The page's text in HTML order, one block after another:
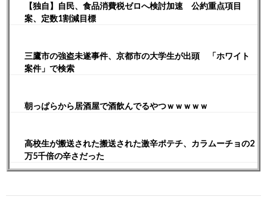
【独自】自民、食品消費税ゼロへ検討加速 公約重点項目
案、定数1割減目標
三鷹市の強盗未遂事件、京都市の大学生が出頭 「ホワイト
案件」で検索
朝っぱらから居酒屋で酒飲んでるやつｗｗｗｗｗ
高校生が搬送された搬送された激辛ポテチ、カラムーチョの2
万5千倍の辛さだった